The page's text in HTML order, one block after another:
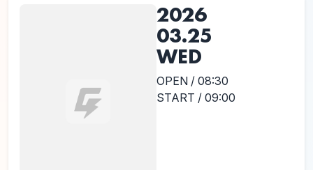
2026
03.25
WED
OPEN / 08:30
START / 09:00